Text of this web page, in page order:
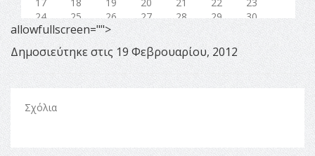
allowfullscreen="">
Δημοσιεύτηκε στις 19 Φεβρουαρίου, 2012
Σχόλια